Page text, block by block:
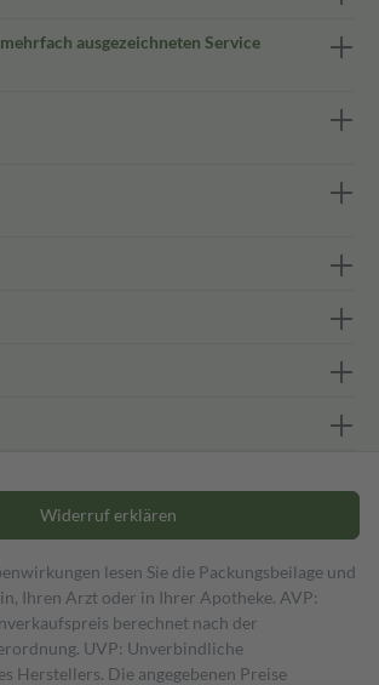
ausgezeichneten Service
Widerruf erklären
lesen Sie die Packungsbeilage und
Ihren Arzt oder in Ihrer Apotheke. AVP:
berechnet nach der
UVP: Unverbindliche
Herstellers. Die angegebenen Preise